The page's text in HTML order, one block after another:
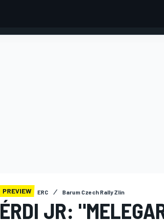
PREVIEW ERC Barum Czech Rally Zlín
ÉRDI JR: